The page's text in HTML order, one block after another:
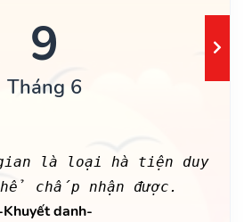
9
Tháng 6
là loại hà tiện duy
chấp nhận được.
Khuyết danh-